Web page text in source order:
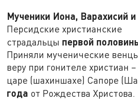
Мученики Иона, Варахисий
Персидские христианские
страдальцы первой
Приняли мученические
веру при гонителе христиан
царе (шахиншахе) Сапоре
года от Рождества Христова.